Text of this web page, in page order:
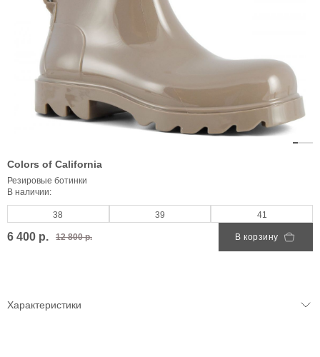
Colors of California
Резировые ботинки
В наличии:
38 39 41
6 400 р. 12 800 р. В корзину
Характеристики